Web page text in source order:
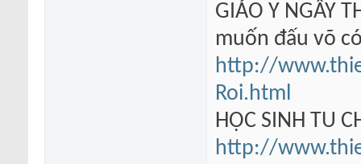
GIÁO Y NGÂY
muốn đấu võ
http://
Roi.html
HỌC SINH TU
http://